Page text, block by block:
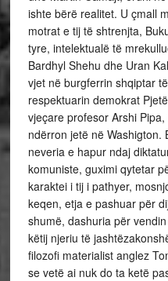
ishte bërë realitet. U çmall
motrat e tij të shtrenjta,
tyre, intelektualë të
Bardhyl Shehu dhe Uran
vjet në burgferrin shqiptar
respektuarin demokrat
vjeçare profesor Arshi
ndërron jetë në Washigton.
neveria e hapur ndaj
komuniste, guximi qytetar
karaktei i tij i pathyer,
keqen, etja e pashuar për
shumë, dashuria për
këtij njeriu të
filozofi materialist anglez
se vetë ai nuk do ta ketë